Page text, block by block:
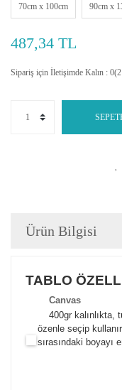
70cm x 100cm 90cm x
487,34 TL
Sipariş için İletişimde Kalın :
Ürün Bilgisi
TABLO
Canvas
400gr kalınlıkta,
özenle seçip
sırasındaki boyayı